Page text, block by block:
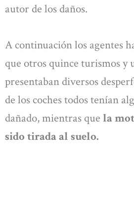
autor de los daños.
A continuación los agentes
que otros quince turismos y
presentaban diversos
de los coches todos tenían
dañado, mientras que la
sido tirada al suelo.